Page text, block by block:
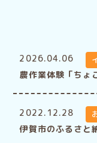
2026.04.06
農作業体験「ちょ
2022.12.28
伊賀市のふるさと